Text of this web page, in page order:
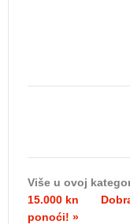
Više u ovoj
15.000 kn
ponoći! »